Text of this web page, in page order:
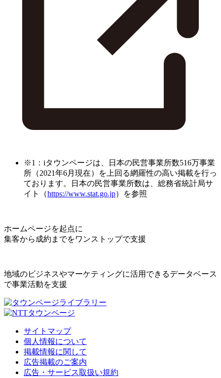
※1：iタウンページは、日本の民営事業所数516万事業
所（2021年6月現在）を上回る網羅性の高い掲載を行っ
ております。日本の民営事業所数は、総務省統計局サ
イト（https://www.stat.go.jp）を参照
ホームページを起点に
集客から成約までをワンストップで支援
地域のビジネスやマーケティングに活用できるデータベース
で事業活動を支援
サイトマップ
個人情報について
掲載情報に関して
広告掲載のご案内
広告・サービス取扱い規約